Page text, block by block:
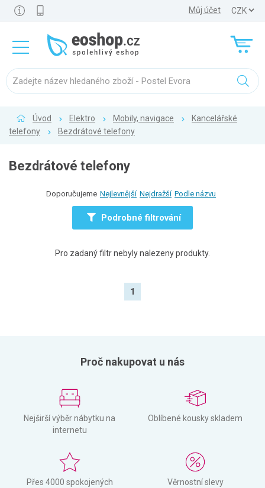
Můj účet
Úvod Elektro Mobily, navigace
Kancelářské
telefony
Bezdrátové telefony
Bezdrátové telefony
Doporučujeme Nejlevnější Nejdražší Podle názvu
Podrobné filtrování
Pro zadaný filtr nebyly nalezeny produkty.
1
Proč nakupovat u nás
Nejširší výběr nábytku na
internetu
Oblíbené kousky skladem
Přes 4000 spokojených
Věrnostní slevy